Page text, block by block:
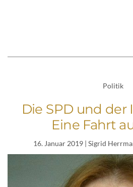
Politik
Die SPD und der
Eine Fahrt
16. Januar 2019 | Sigrid